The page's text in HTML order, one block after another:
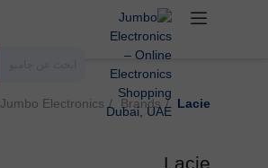
Jumbo Electronics Brands Lacie
Lacie